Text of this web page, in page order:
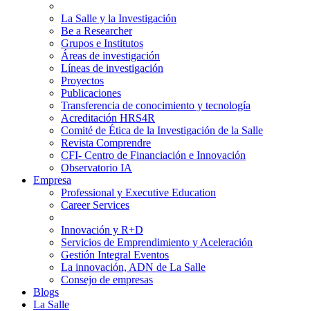
La Salle y la Investigación
Be a Researcher
Grupos e Institutos
Áreas de investigación
Líneas de investigación
Proyectos
Publicaciones
Transferencia de conocimiento y tecnología
Acreditación HRS4R
Comité de Ética de la Investigación de la Salle
Revista Comprendre
CFI- Centro de Financiación e Innovación
Observatorio IA
Empresa
Professional y Executive Education
Career Services
Innovación y R+D
Servicios de Emprendimiento y Aceleración
Gestión Integral Eventos
La innovación, ADN de La Salle
Consejo de empresas
Blogs
La Salle